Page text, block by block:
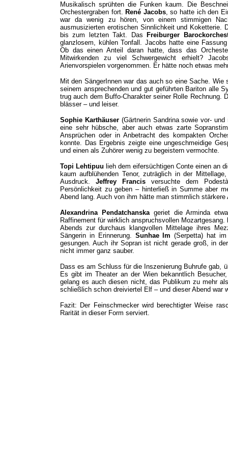
Musikalisch sprühten die Funken kaum. Die
Orchestergraben fort. René Jacobs, so hatte ich den
war da wenig zu hören, von einem stimmigen
ausmusizierten erotischen Sinnlichkeit und Koketterie.
bis zum letzten Takt. Das
Freiburger
glanzlosem, kühlen Tonfall. Jacobs hatte eine
Ob das einen Anteil daran hatte, dass das
Mitwirkenden zu viel Schwergewicht erhielt?
Arienvorspielen vorgenommen. Er hätte noch etwas
Mit den SängerInnen war das auch so eine Sache. Wie
seinem ansprechenden und gut geführten Bariton alle
trug auch dem Buffo-Charakter seiner Rolle Rechnung.
blässer – und leiser.
Sophie Karthäuser(Gärtnerin Sandrina sowie vor-
eine sehr hübsche, aber auch etwas zarte
Ansprüchen oder in Anbetracht des kompakten
konnte. Das Ergebnis zeigte eine ungeschmeidige
und einen als Zuhörer wenig zu begeistern vermochte.
Topi Lehtipuu lieh dem eifersüchtigen Conte einen an
kaum aufblühenden Tenor, zuträglich in der
Ausdruck. Jeffrey Francisversuchte dem
Persönlichkeit zu geben – hinterließ in Summe aber
Abend lang. Auch von ihm hätte man stimmlich stärkere
Alexandrina Pendatchanskageriet die Arminda
Raffinement für wirklich anspruchsvollen Mozartgesang.
Abends zur durchaus klangvollen Mittelage ihres
Sängerin in Erinnerung. Sunhae Im (Serpetta) hat
gesungen. Auch ihr Sopran ist nicht gerade groß, in
nicht immer ganz sauber.
Dass es am Schluss für die Inszenierung Buhrufe gab,
Es gibt im Theater an der Wien bekanntlich
gelang es auch diesen nicht, das Publikum zu mehr
schließlich schon dreiviertel Elf – und dieser Abend war
Fazit: Der Feinschmecker wird berechtigter Weise
Rarität in dieser Form serviert.